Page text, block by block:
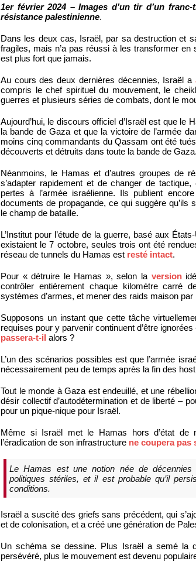
1er février 2024 – Images d’un tir d’un
résistance palestinienne.
Dans les deux cas, Israël, par sa destruction et
fragiles, mais n’a pas réussi à les transformer
est plus fort que jamais.
Au cours des deux dernières décennies, Israël a
compris le chef spirituel du mouvement, le
guerres et plusieurs séries de combats, dont le
Aujourd’hui, le discours officiel d’Israël est que le
la bande de Gaza et que la victoire de l’armée
moins cinq commandants du Qassam ont été
découverts et détruits dans toute la bande de Gaza.
Néanmoins, le Hamas et d’autres groupes de
s’adapter rapidement et de changer de
pertes à l’armée israélienne. Ils publient
documents de propagande, ce qui suggère qu’ils
le champ de bataille.
L’Institut pour l’étude de la guerre, basé aux
existaient le 7 octobre, seules trois ont été
réseau de tunnels du Hamas est resté intact.
Pour « détruire le Hamas », selon la version
contrôler entièrement chaque kilomètre carré
systèmes d’armes, et mener des raids maison par
Supposons un instant que cette tâche
requises pour y parvenir continuent d’être
passera-t-il alors ?
L’un des scénarios possibles est que l’armée
nécessairement peu de temps après la fin des
Tout le monde à Gaza est endeuillé, et une
désir collectif d’autodétermination et de liberté –
pour un pique-nique pour Israël.
Même si Israël met le Hamas hors d’état de
l’éradication de son infrastructure ne coupera pas
Le Hamas est une notion née de décennies
politiques stériles, et il est probable qu’il
conditions.
Israël a suscité des griefs sans précédent, qui
et de colonisation, et a créé une génération de
Un schéma se dessine. Plus Israël a semé la
persévéré, plus le mouvement est devenu